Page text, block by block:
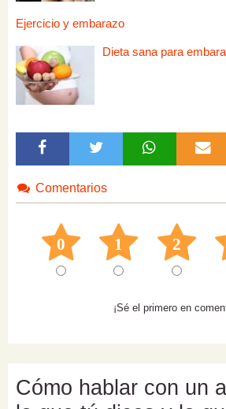
Ejercicio y embarazo
Dieta sana para
Comentarios
0 1 2
¡Sé el primero en
Cómo hablar con un